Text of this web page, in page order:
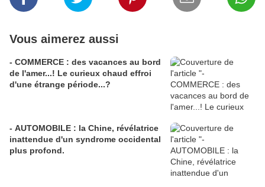
Vous aimerez aussi
- COMMERCE : des vacances au bord
de l'amer...! Le curieux chaud effroi
d'une étrange période...?
- AUTOMOBILE : la Chine, révélatrice
inattendue d'un syndrome occidental
plus profond.